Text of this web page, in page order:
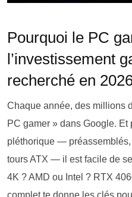
Pourquoi le PC
l’investissement
recherché en
Chaque année, des millions
PC gamer » dans Google.
pléthorique —
tours ATX — il est facile de
4K ? AMD ou Intel ? RTX
complet te donne les clés